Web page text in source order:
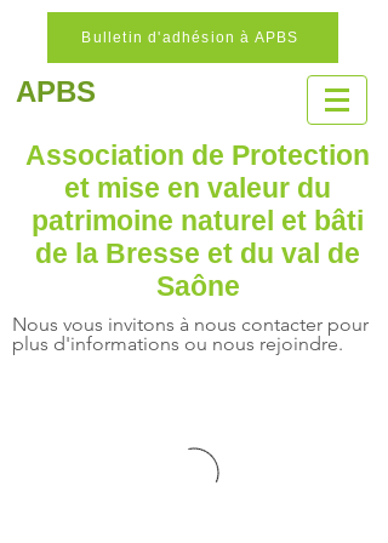
Bulletin d'adhésion à APBS
APBS
Association de Protection
et mise en valeur du
patrimoine naturel et bâti
de la Bresse et du val de
Saône
Nous vous invitons à nous contacter pour
plus d'informations ou nous rejoindre.